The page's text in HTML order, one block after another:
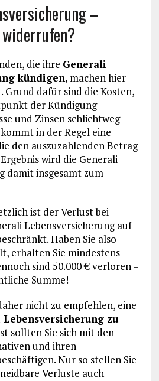
–
die ihre Generali
kündigen, machen hier
Grund dafür sind die Kosten,
der Kündigung
und Zinsen schlichtweg
in der Regel eine
den auszuzahlenden Betrag
wird die Generali
damit insgesamt zum
ist der Verlust bei
Lebensversicherung auf
Haben Sie also
erhalten Sie mindestens
sind 50.000 € verloren –
Summe!
nicht zu empfehlen, eine
zu
sollten Sie sich mit den
und ihren
Nur so stellen Sie
Verluste auch